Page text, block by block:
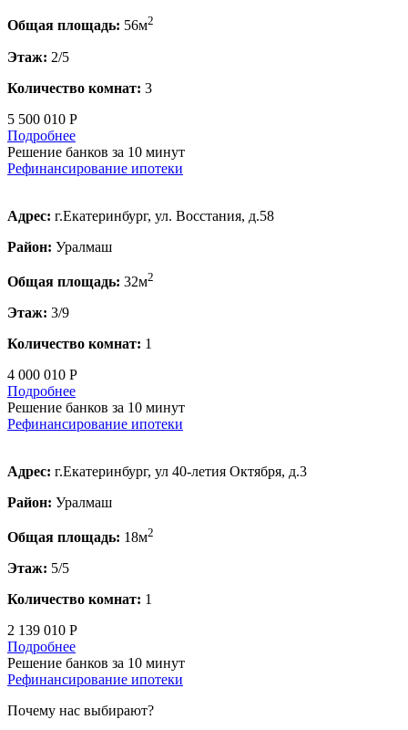
Общая площадь: 56м2
Этаж: 2/5
Количество комнат: 3
5 500 010 Р
Подробнее
Решение банков за 10 минут
Рефинансирование ипотеки
Адрес: г.Екатеринбург, ул. Восстания, д.58
Район: Уралмаш
Общая площадь: 32м2
Этаж: 3/9
Количество комнат: 1
4 000 010 Р
Подробнее
Решение банков за 10 минут
Рефинансирование ипотеки
Адрес: г.Екатеринбург, ул 40-летия Октября, д.3
Район: Уралмаш
Общая площадь: 18м2
Этаж: 5/5
Количество комнат: 1
2 139 010 Р
Подробнее
Решение банков за 10 минут
Рефинансирование ипотеки
Почему нас выбирают?